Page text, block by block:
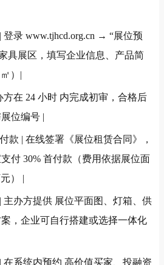
| 登录 www.tjhcd.org.cn → “展位预
具展区，填写企业信息、产品简
㎡） |
方在 24 小时 内完成初审，合格后
位编号 |
款 | 在线签署《展位租赁合同》，
付 30% 首付款（费用依据展位面
） |
| 主办方提供 展位平面图、灯箱、供
，企业可自行搭建或选择一体化
| 在系统内预约 高价值买家、投融资